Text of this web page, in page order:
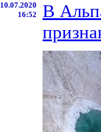
10.07.2020
16:52
В